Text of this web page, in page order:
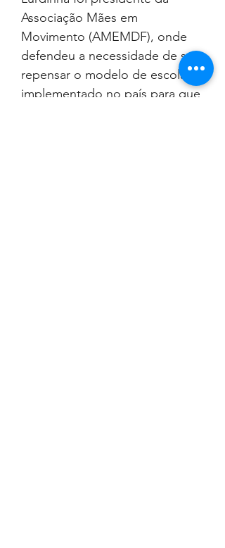
Associação Mães em
Movimento (AMEMDF), onde
defendeu a necessidade de se
repensar o modelo de escola
implementado no país para que